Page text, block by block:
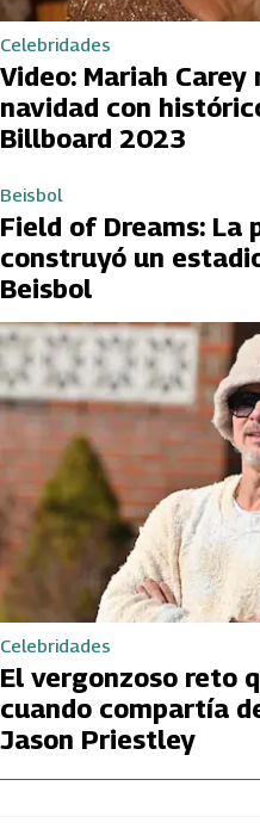
Celebridades
Video: Mariah
navidad con
Billboard 2023
Beisbol
Field of Dreams: La
construyó un
Beisbol
Celebridades
El vergonzoso reto
cuando compartía
Jason Priestley